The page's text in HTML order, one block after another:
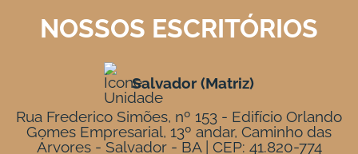
NOSSOS ESCRITÓRIOS
Salvador (Matriz)
Rua Frederico Simões, nº 153 - Edifício Orlando
Gomes Empresarial, 13º andar, Caminho das
Árvores - Salvador - BA | CEP: 41.820-774